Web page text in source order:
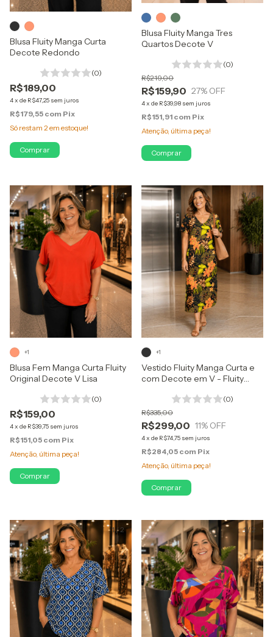
Blusa Fluity Manga Curta
Decote Redondo
(0)
R$189,00
4x de R$47,25 sem juros
R$179,55 com Pix
Só restam 2 em estoque!
Comprar
Blusa Fluity Manga Tres
Quartos Decote V
(0)
R$159,90
R$219,00
27% OFF
4x de R$39,98 sem juros
R$151,91 com Pix
Atenção, última peça!
Comprar
1 / 4
Blusa Fem Manga Curta Fluity
Original Decote V Lisa
(0)
R$159,00
4x de R$39,75 sem juros
R$151,05 com Pix
Atenção, última peça!
+1
Comprar
1/5
Vestido Fluity Manga Curta e
com Decote em V - Fluity
(0)
R$299,00
R$335,00
11% OFF
4x de R$74,75 sem juros
R$284,05 com Pix
Atenção, última peça!
+1
Comprar
1/2 1/ 2